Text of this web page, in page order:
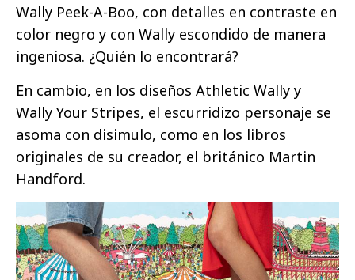
Wally Peek-A-Boo, con detalles en contraste en
color negro y con Wally escondido de manera
ingeniosa. ¿Quién lo encontrará?
En cambio, en los diseños Athletic Wally y
Wally Your Stripes, el escurridizo personaje se
asoma con disimulo, como en los libros
originales de su creador, el británico Martin
Handford.